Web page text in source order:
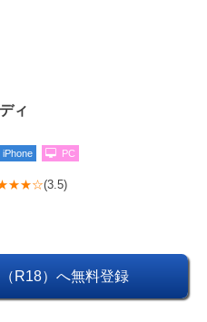
ィ
iPhone PC
(3.5)
R18）へ無料登録